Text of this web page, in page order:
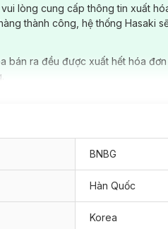
lòng cung cấp thông tin xuất
thành công, hệ thống Hasaki
bán ra đều được xuất hết hóa
BNBG
Hàn Quốc
Korea